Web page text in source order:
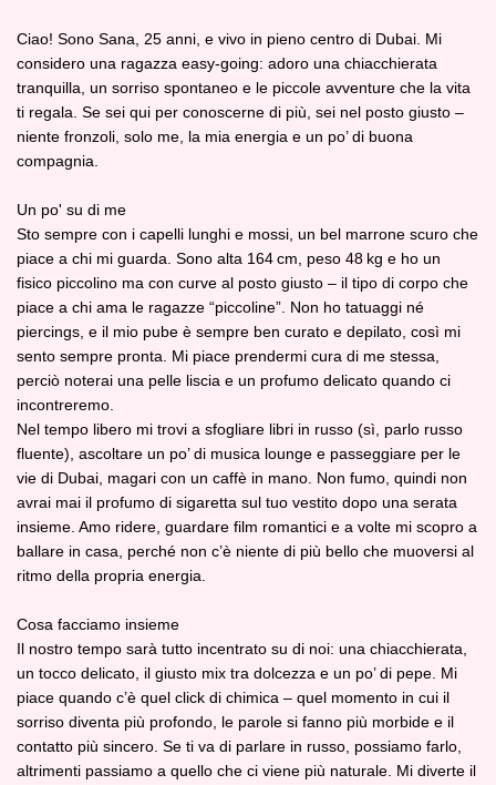
Ciao! Sono Sana, 25 anni, e vivo in pieno centro di Dubai. Mi
considero una ragazza easy‑going: adoro una chiacchierata
tranquilla, un sorriso spontaneo e le piccole avventure che la vita
ti regala. Se sei qui per conoscerne di più, sei nel posto giusto –
niente fronzoli, solo me, la mia energia e un po’ di buona
compagnia.
Un po' su di me
Sto sempre con i capelli lunghi e mossi, un bel marrone scuro che
piace a chi mi guarda. Sono alta 164 cm, peso 48 kg e ho un
fisico piccolino ma con curve al posto giusto – il tipo di corpo che
piace a chi ama le ragazze “piccoline”. Non ho tatuaggi né
piercings, e il mio pube è sempre ben curato e depilato, così mi
sento sempre pronta. Mi piace prendermi cura di me stessa,
perciò noterai una pelle liscia e un profumo delicato quando ci
incontreremo.
Nel tempo libero mi trovi a sfogliare libri in russo (sì, parlo russo
fluente), ascoltare un po’ di musica lounge e passeggiare per le
vie di Dubai, magari con un caffè in mano. Non fumo, quindi non
avrai mai il profumo di sigaretta sul tuo vestito dopo una serata
insieme. Amo ridere, guardare film romantici e a volte mi scopro a
ballare in casa, perché non c’è niente di più bello che muoversi al
ritmo della propria energia.
Cosa facciamo insieme
Il nostro tempo sarà tutto incentrato su di noi: una chiacchierata,
un tocco delicato, il giusto mix tra dolcezza e un po’ di pepe. Mi
piace quando c’è quel click di chimica – quel momento in cui il
sorriso diventa più profondo, le parole si fanno più morbide e il
contatto più sincero. Se ti va di parlare in russo, possiamo farlo,
altrimenti passiamo a quello che ci viene più naturale. Mi diverte il